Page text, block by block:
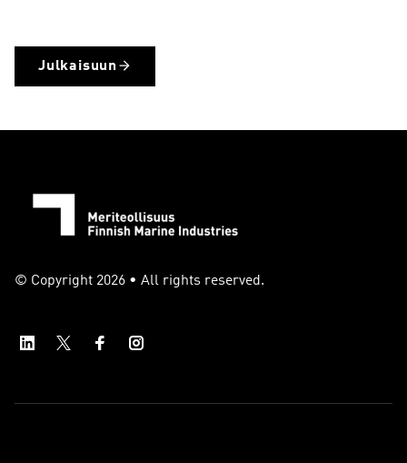
Julkaisuun
© Copyright 2026 • All rights reserved.